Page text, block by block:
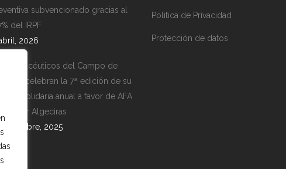
subvencionado gracias al
del IRPF
2026
farmacéuticos del Campo de
celebran la 7ª edición de su
solidaria anual a favor de AFA
Algeciras
diciembre, 2025
Politica de Privacidad
Protección de datos